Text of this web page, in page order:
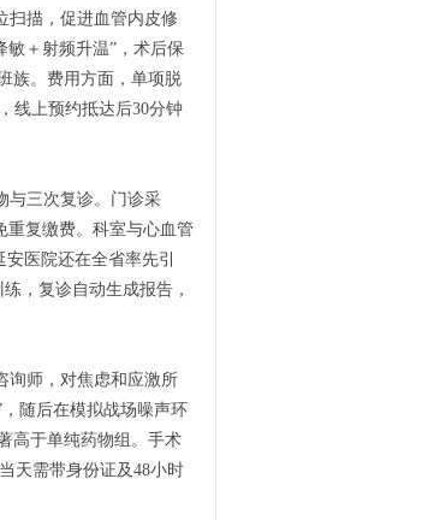
扫描，促进血管内皮修
敏＋射频升温”，术后保
族。费用方面，单项脱
线上预约抵达后30分钟
与三次复诊。门诊采
重复缴费。科室与心血管
医院还在全省率先引
，复诊自动生成报告，
询师，对焦虑和应激所
随后在模拟战场噪声环
高于单纯药物组。手术
天需带身份证及48小时